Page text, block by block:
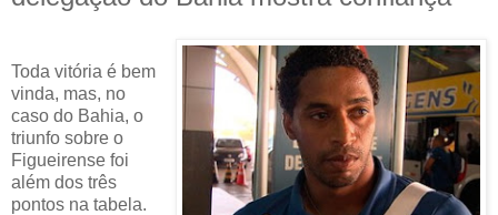
Toda vitória é bem
vinda, mas, no
caso do Bahia, o
triunfo sobre o
Figueirense foi
além dos três
pontos na tabela.